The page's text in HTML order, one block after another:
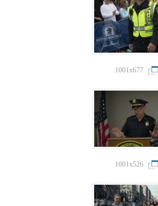
1001x677
1001x526